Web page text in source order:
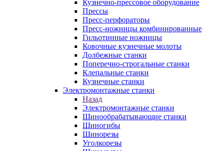
Кузнечно-прессовое оборудование
Прессы
Пресс-перфораторы
Пресс-ножницы комбинированные
Гильотинные ножницы
Ковочные кузнечные молоты
Долбежные станки
Поперечно-строгальные станки
Клепальные станки
Кузнечные станки
Электромонтажные станки
Назад
Электромонтажные станки
Шинообрабатывающие станки
Шиногибы
Шинорезы
Уголкорезы